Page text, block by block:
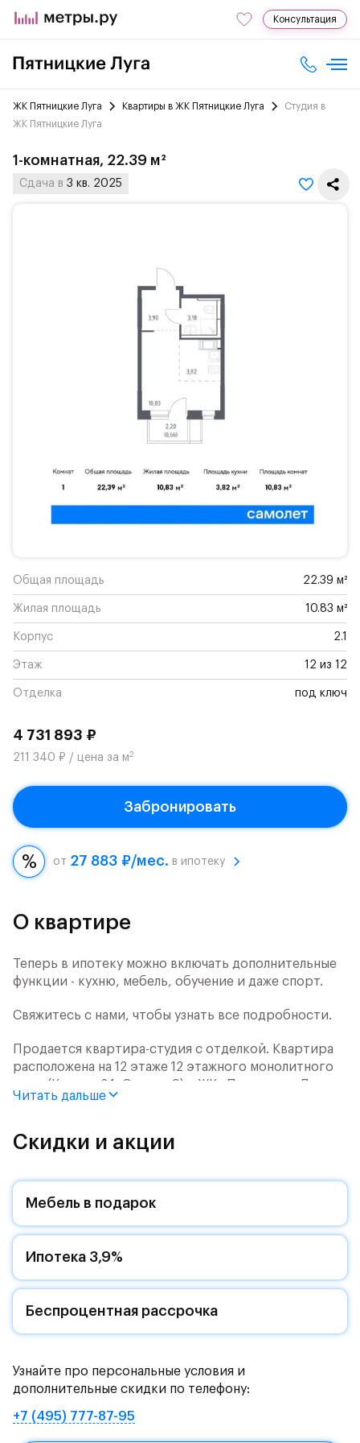
Консультация
ЖК Пятницкие Луга Квартиры в ЖК Пятницкие Луга
Студия в
ЖК Пятницкие Луга
1-комнатная, 22.39 м²
Сдача в 3 кв. 2025
Общая площадь 22.39 м²
Жилая площадь 10.83 м²
Корпус 2.1
Этаж 12 из 12
Отделка под ключ
4 731 893 ₽
211 340 ₽ / цена за м2
Забронировать
от 27 883 ₽/мес. в ипотеку
О квартире
Теперь в ипотеку можно включать дополнительные
функции - кухню, мебель, обучение и даже спорт.
Свяжитесь с нами, чтобы узнать все подробности.
Продается квартира-студия с отделкой. Квартира
расположена на 12 этаже 12 этажного монолитного
дома (Корпус 2.1, Секция 9) в ЖК «Пятницкие Луга»
от группы «Самолет».
Цена указана с учетом готовой отделки и кухни.
Солнечногорск, рядом с Захаринской поймой и
Митинским лесопарком.
Путь до МКАД на автомобиле займет - 15 минут по
Пятницкому шоссе: специально для жителей будет
обустроен собственный выезд на новую магистраль.
Дорога до метро «Пятницкое шоссе» займет 12
минут на автомобиле или полчаса на автобусе -
рядом с жилым комплексом есть остановки
Комфортные монолитные дома высотой 11-12 этажей
с закрытыми дворами.
Читать дальше
Скидки и акции
Мебель в подарок
Ипотека 3,9%
Беспроцентная рассрочка
Узнайте про персональные условия и
дополнительные скидки по телефону:
+7 (495) 777-87-95